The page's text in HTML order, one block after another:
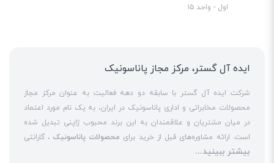
اول - واحد ۱۵
ایده آل گستر، مرکز مجاز پاناسونیک
شرکت ایده آل گستر با سابقه دو دهه فعالیت به عنوان مرکز مجاز
محصولات مخابراتی و اداری پاناسونیک در ایران، به یک نام مورد اعتماد
در میان مشتریان و علاقمندان به این برند محبوب ژاپنی تبدیل شده
است. ارائه مشاوره‌های قبل از خرید برایمحصولات پاناسونیک، گارانتی
18 ماهه معتبر و شرکتی برای کلیه محصولات عرضه شده و تعهد کامل
بیشتر ببینید...